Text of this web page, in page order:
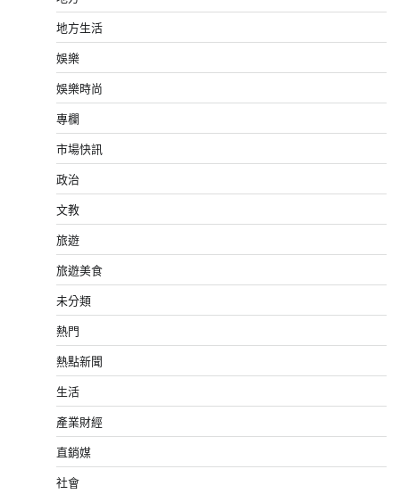
地方生活
娛樂
娛樂時尚
專欄
市場快訊
政治
文教
旅遊
旅遊美食
未分類
熱門
熱點新聞
生活
產業財經
直銷媒
社會